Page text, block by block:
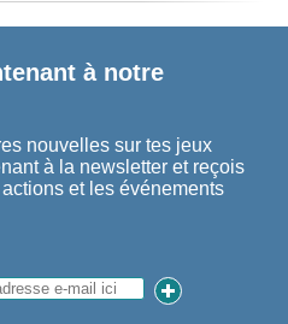
à notre
nouvelles sur tes jeux
à la newsletter et reçois
et les événements